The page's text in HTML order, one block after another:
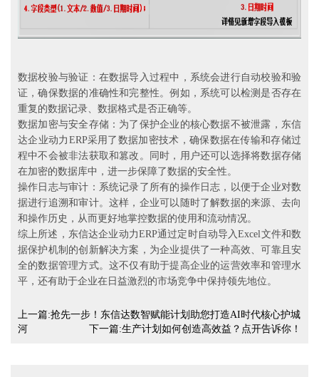
数据校验与验证：在数据导入过程中，系统会进行自动校验和验
证，确保数据的准确性和完整性。例如，系统可以检测是否存在
重复的数据记录、数据格式是否正确等。
数据加密与安全存储：为了保护企业的核心数据不被泄露，东信
达企业动力ERP采用了数据加密技术，确保数据在传输和存储过
程中不会被非法获取和篡改。同时，用户还可以选择将数据存储
在加密的数据库中，进一步保障了数据的安全性。
操作日志与审计：系统记录了所有的操作日志，以便于企业对数
据进行追溯和审计。这样，企业可以随时了解数据的来源、去向
和操作历史，从而更好地掌控数据的使用和流动情况。
综上所述，东信达企业动力ERP通过定时自动导入Excel文件和数
据保护机制的创新解决方案，为企业提供了一种高效、可靠且安
全的数据管理方式。这不仅有助于提高企业的运营效率和管理水
平，还有助于企业在日益激烈的市场竞争中保持领先地位。
上一篇:抢先一步！东信达数智赋能计划助您打造AI时代核心护城
河
下一篇:生产计划如何创造高效益？点开告诉你！